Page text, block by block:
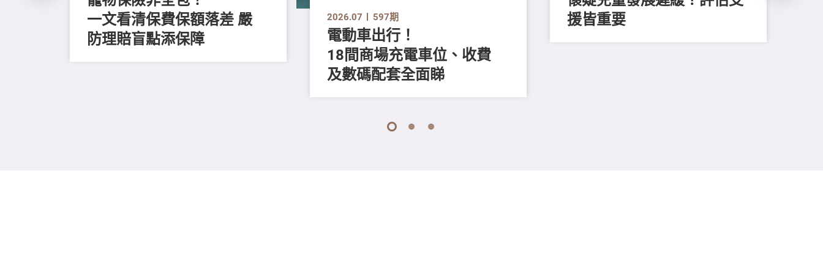
一文看清保費保額落差 嚴
防理賠盲點添保障
2026.07 597期
電動車出行！
18間商場充電車位、收費
及數碼配套全面睇
援皆重要
1 2 3